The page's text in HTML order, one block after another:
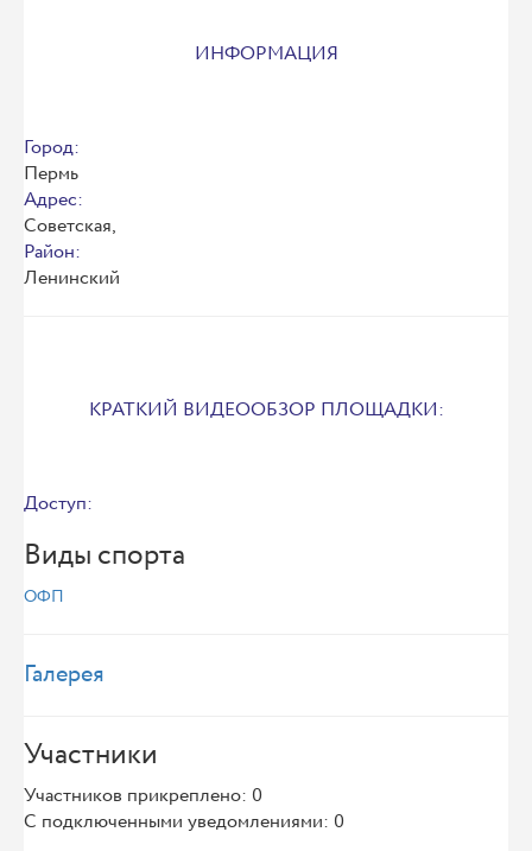
ИНФОРМАЦИЯ
Город:
Пермь
Адрес:
Советская,
Район:
Ленинский
КРАТКИЙ ВИДЕООБЗОР ПЛОЩАДКИ:
Доступ:
Виды спорта
ОФП
Галерея
Участники
Участников прикреплено: 0
С подключенными уведомлениями: 0